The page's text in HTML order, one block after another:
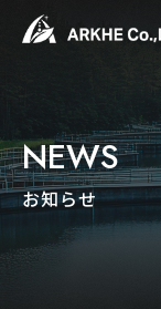
NEWS
お知らせ